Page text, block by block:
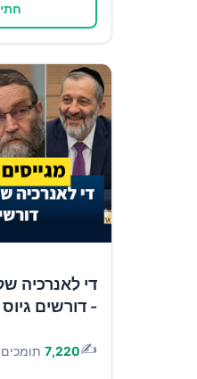
די לאנרכיה
- דורשים
✍️
7,220 תומכים